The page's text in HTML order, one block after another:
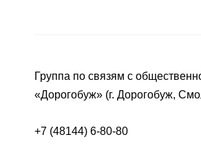
Группа по связям с
«Дорогобуж» (г. Дорогобуж,
+7 (48144) 6-80-80